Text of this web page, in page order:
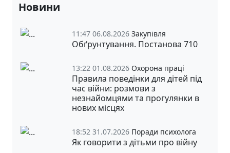
Новини
11:47 06.08.2026 Закупівля
Обґрунтування. Постанова 710
13:22 01.08.2026 Охорона праці
Правила поведінки для дітей під
час війни: розмови з
незнайомцями та прогулянки в
нових місцях
18:52 31.07.2026 Поради психолога
Як говорити з дітьми про війну